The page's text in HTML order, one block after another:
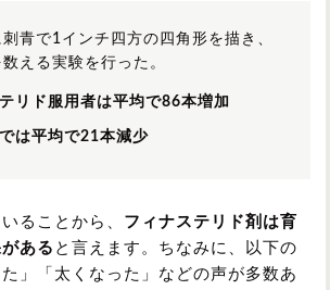
青で1インチ四方の四角形を描き、
える実験を行った。
リド服用者は平均で86本増加
は平均で21本減少
ることから、 フィナステリド剤は育
ある と言えます。ちなみに、以下の
」「太くなった」などの声が多数あ